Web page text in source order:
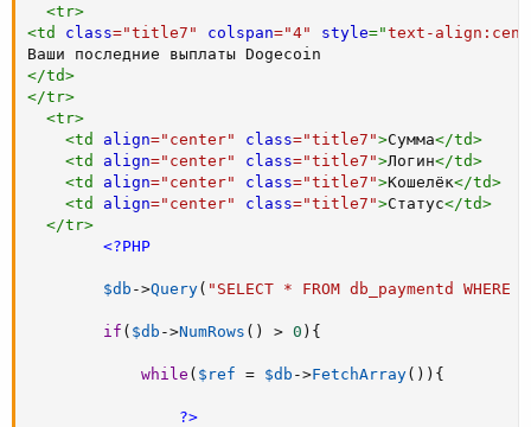
<tr>
<td class="title7 " colspan="4" style="text-align :
</td>
</tr>
<tr>
<td align=" center" class="title7 ">Сумма</td>
<td align=" center" class="title7 ">Логин</td>
<td align=" center" class="title7 ">Кошелёк</td>
<td align=" center" class="title7 ">Статус</td>
</tr>
<?PHP
$db ->Query( "SELECT * FROM db_paymentd
if ( $db ->NumRows ( ) > 0 ) {
while ( $ref = $db ->FetchArray( ) ) {
?>